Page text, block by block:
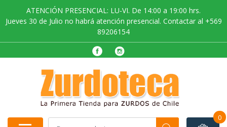
ATENCIÓN PRESENCIAL: LU-VI. De 14:00 a 19:00 hrs.
Jueves 30 de Julio no habrá atención presencial. Contactar al +569
89206154
0